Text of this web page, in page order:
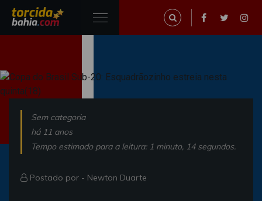
Sem categoria
há 11 anos
Tempo estimado para a leitura: 1 minuto, 14 segundos.
Postado por - Newton Duarte